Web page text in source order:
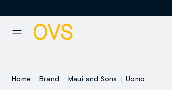
Home Brand Maui and Sons Uomo